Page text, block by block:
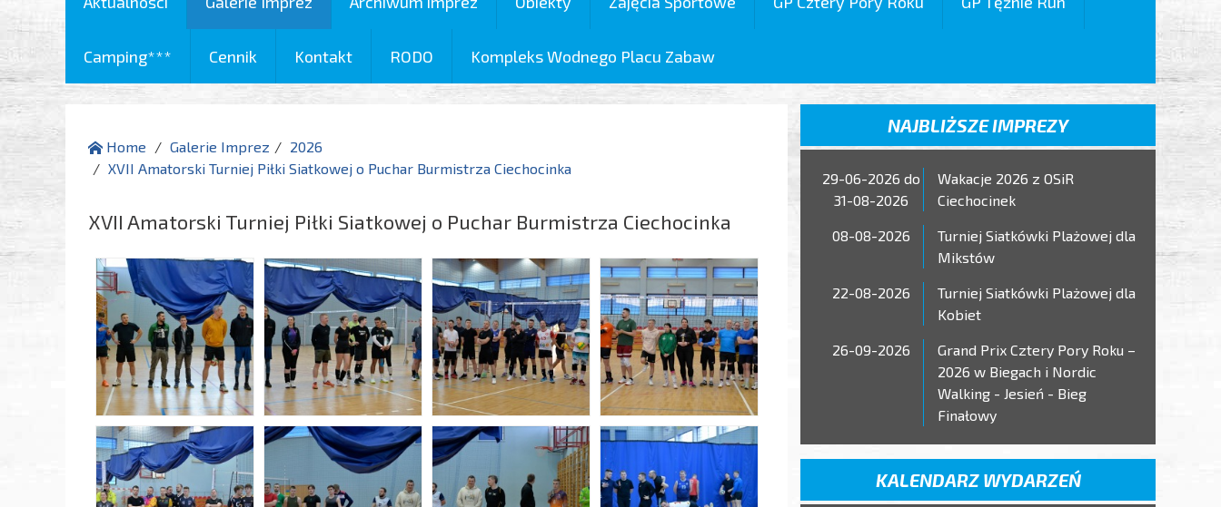
Camping*** Cennik Kontakt RODO Kompleks Wodnego Placu Zabaw
Home Galerie Imprez
2026
XVII Amatorski Turniej Piłki Siatkowej o Puchar Burmistrza Ciechocinka
XVII Amatorski Turniej Piłki Siatkowej o Puchar Burmistrza Ciechocinka
NAJBLIŻSZE IMPREZY
29-06-2026 do
31-08-2026
Wakacje 2026 z OSiR
Ciechocinek
08-08-2026
Turniej Siatkówki Plażowej dla
Mikstów
22-08-2026
Turniej Siatkówki Plażowej dla
Kobiet
26-09-2026
Grand Prix Cztery Pory Roku –
2026 w Biegach i Nordic
Walking - Jesień - Bieg
Finałowy
KALENDARZ WYDARZEŃ